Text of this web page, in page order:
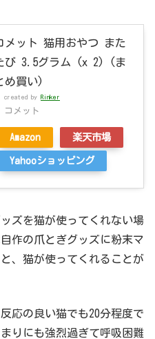
メット 猫用おやつ また
び 3.5グラム (x 2) (ま
め買い)
created by Rinker
コメット
Amazon 楽天市場
Yahooショッピング
ズを猫が使ってくれない場
作の爪とぎグッズに粉末マ
、猫が使ってくれることが
応の良い猫でも20分程度で
りにも強烈過ぎて呼吸困難